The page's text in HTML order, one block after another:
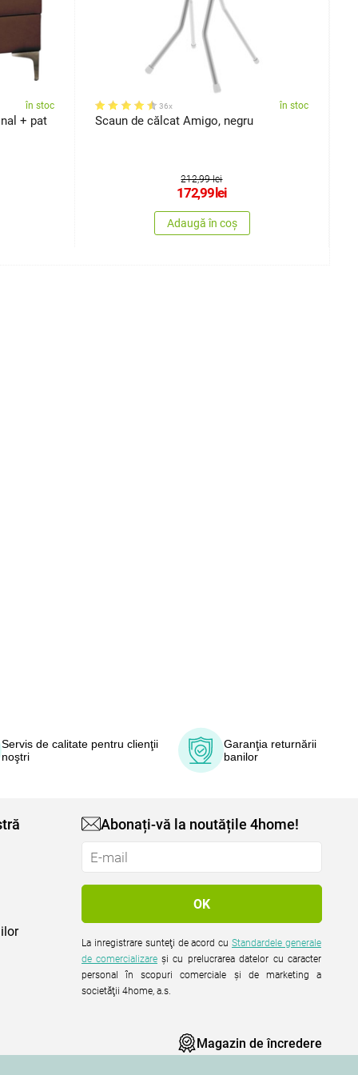
în stoc
+ pat
36x în stoc
Scaun de călcat Amigo, negru
212,99 lei
172,99lei
Adaugă în coș
Servis de calitate pentru clienţii
noştri
Garanţia returnării
banilor
Abonați-vă la noutățile 4home!
La inregistrare sunteţi de acord cuStandardele generale
de comercializare şi cu prelucrarea datelor cu caracter
personal în scopuri comerciale şi de marketing a
societăţii 4home, a.s.
Magazin de încredere